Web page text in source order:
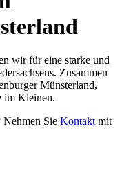
wir für eine starke und
Zusammen
Münsterland,
im Kleinen.
Nehmen Sie Kontakt mit